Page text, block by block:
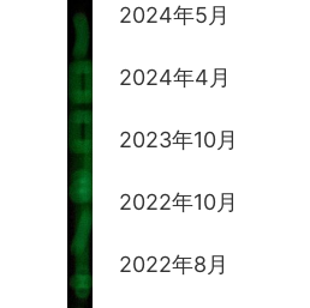
2024年5月
2024年4月
2023年10月
2022年10月
2022年8月